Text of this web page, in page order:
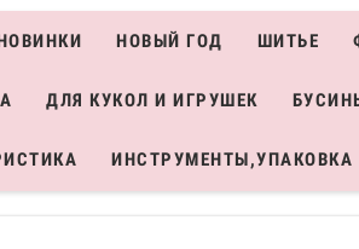
НОВЫЙ ГОД ШИТЬЕ
ДЛЯ КУКОЛ И ИГРУШЕК
ИНСТРУМЕНТЫ,УПАКОВКА